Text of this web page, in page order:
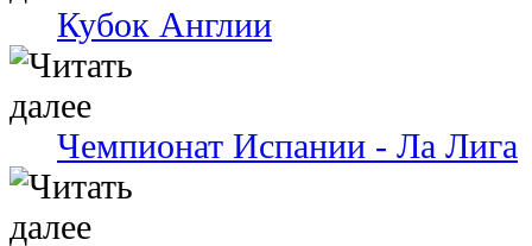
Кубок Англии
Чемпионат Испании - Ла Лига